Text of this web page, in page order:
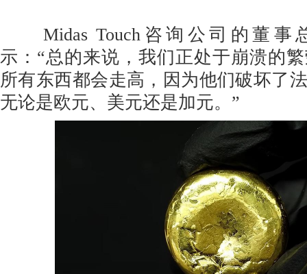
Midas Touch咨询公司的董事总
示：“总的来说，我们正处于崩溃的
所有东西都会走高，因为他们破坏了
无论是欧元、美元还是加元。”